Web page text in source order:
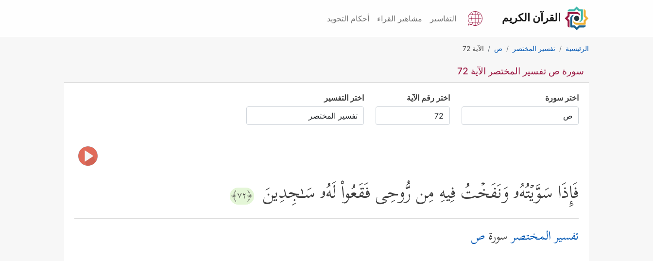
القرآن الكريم التفاسير مشاهير القراء أحكام التجويد
الرئيسية تفسير المختصر ص الآية 72
سورة ص تفسير المختصر الآية 72
اختر سورة اختر رقم الآية اختر التفسير
فَإِذَا سَوَّیۡتُهُۥ وَنَفَخۡتُ فِیهِ مِن رُّوحِی فَقَعُواْ لَهُۥ سَـٰجِدِینَ ﴿٧٢﴾
تفسير المختصرسورةص